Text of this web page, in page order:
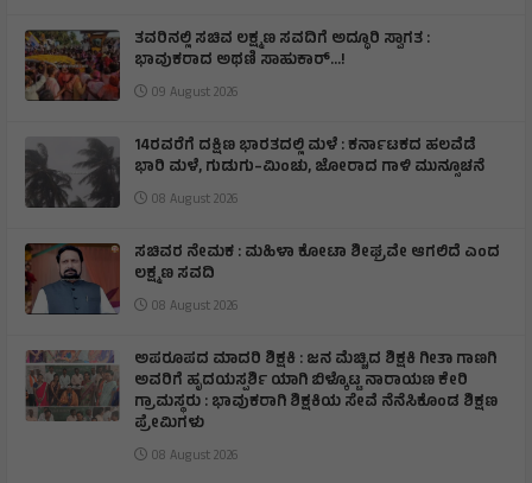
ತವರಿನಲ್ಲಿ ಸಚಿವ ಲಕ್ಷ್ಮಣ ಸವದಿಗೆ ಅದ್ಧೂರಿ ಸ್ವಾಗತ :
ಭಾವುಕರಾದ ಅಥಣಿ ಸಾಹುಕಾರ್...!
09 August 2026
14ರವರೆಗೆ ದಕ್ಷಿಣ ಭಾರತದಲ್ಲಿ ಮಳೆ : ಕರ್ನಾಟಕದ ಹಲವೆಡೆ
ಭಾರಿ ಮಳೆ, ಗುಡುಗು–ಮಿಂಚು, ಜೋರಾದ ಗಾಳಿ ಮುನ್ಸೂಚನೆ
08 August 2026
ಸಚಿವರ ನೇಮಕ : ಮಹಿಳಾ ಕೋಟಾ ಶೀಘ್ರವೇ ಆಗಲಿದೆ ಎಂದ
ಲಕ್ಷ್ಮಣ ಸವದಿ
08 August 2026
ಅಪರೂಪದ ಮಾದರಿ ಶಿಕ್ಷಕಿ : ಜನ ಮೆಚ್ಚಿದ ಶಿಕ್ಷಕಿ ಗೀತಾ ಗಾಣಗಿ
ಅವರಿಗೆ ಹೃದಯಸ್ಪರ್ಶಿ ಯಾಗಿ ಬಿಳ್ಕೊಟ್ಟ ನಾರಾಯಣ ಕೇರಿ
ಗ್ರಾಮಸ್ಥರು : ಭಾವುಕರಾಗಿ ಶಿಕ್ಷಕಿಯ ಸೇವೆ ನೆನೆಸಿಕೊಂಡ ಶಿಕ್ಷಣ
ಪ್ರೇಮಿಗಳು
08 August 2026